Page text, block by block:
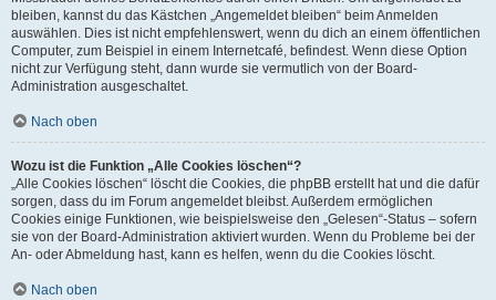
bleiben, kannst du das Kästchen „Angemeldet bleiben“ beim Anmelden
auswählen. Dies ist nicht empfehlenswert, wenn du dich an einem öffentlichen
Computer, zum Beispiel in einem Internetcafé, befindest. Wenn diese Option
nicht zur Verfügung steht, dann wurde sie vermutlich von der Board-
Administration ausgeschaltet.
Nach oben
Wozu ist die Funktion „Alle Cookies löschen“?
„Alle Cookies löschen“ löscht die Cookies, die phpBB erstellt hat und die dafür
sorgen, dass du im Forum angemeldet bleibst. Außerdem ermöglichen
Cookies einige Funktionen, wie beispielsweise den „Gelesen“-Status – sofern
sie von der Board-Administration aktiviert wurden. Wenn du Probleme bei der
An- oder Abmeldung hast, kann es helfen, wenn du die Cookies löscht.
Nach oben